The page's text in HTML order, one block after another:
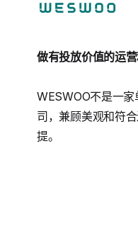
做有投放价值的运
WESWOO不是一
司，兼顾美观和符
提。